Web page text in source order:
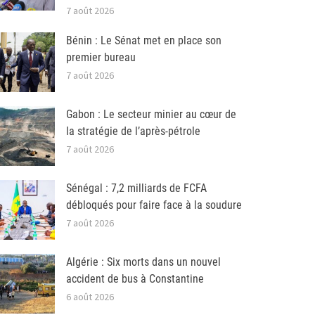
7 août 2026
Bénin : Le Sénat met en place son
premier bureau
7 août 2026
Gabon : Le secteur minier au cœur de
la stratégie de l’après-pétrole
7 août 2026
Sénégal : 7,2 milliards de FCFA
débloqués pour faire face à la soudure
7 août 2026
Algérie : Six morts dans un nouvel
accident de bus à Constantine
6 août 2026